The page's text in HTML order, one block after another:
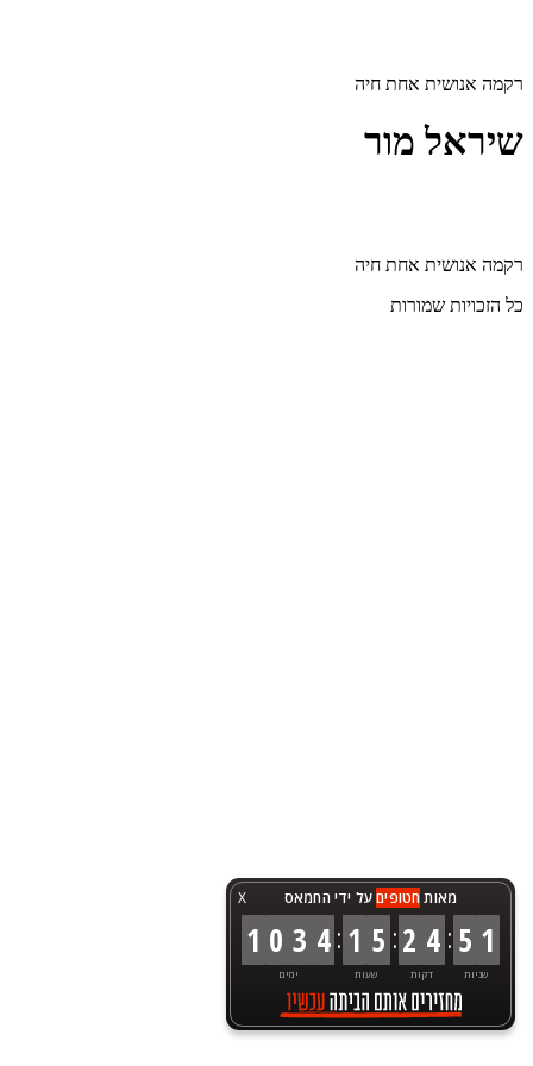
X מאותחטופיםעל ידי החמאס
1 0 3 4
ימים
: 1 5
שעות
:2 4
דקות
: 5 1
שניות
רקמה אנושית אחת חיה
שיראל מור
רקמה אנושית אחת חיה
כל הזכויות שמורות